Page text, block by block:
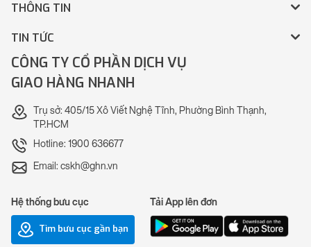
THÔNG TIN
TIN TỨC
CÔNG TY CỔ PHẦN DỊCH VỤ
GIAO HÀNG NHANH
Trụ sở: 405/15 Xô Viết Nghệ Tĩnh, Phường Bình Thạnh,
TP.HCM
Hotline: 1900 636677
Email: cskh@ghn.vn
Hệ thống bưu cục
Tìm bưu cục gần bạn
Tải App lên đơn